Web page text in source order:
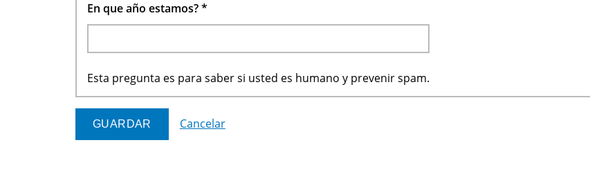
En que año estamos?*
Esta pregunta es para saber si usted es humano y prevenir spam.
Cancelar